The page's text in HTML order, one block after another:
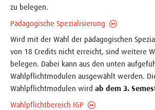
zu belegen.
Pädagogische Spezialisierung
Wird mit der Wahl der pädagogischen
von 18 Credits nicht erreicht, sind weitere
belegen. Dabei kann aus den unten
Wahlpflichtmodulen ausgewählt werden.
Wahlpflichtmodulen wird ab dem 3.
Wahlpflichtbereich IGP